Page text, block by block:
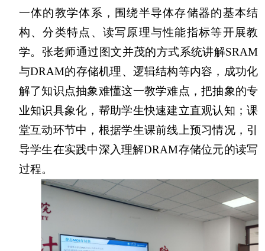
一体的教学体系，围绕半导体存储器的基本结
构、分类特点、读写原理与性能指标等开展教
学。张老师通过图文并茂的方式系统讲解SRAM
与DRAM的存储机理、逻辑结构等内容，成功化
解了知识点抽象难懂这一教学难点，把抽象的专
业知识具象化，帮助学生快速建立直观认知；课
堂互动环节中，根据学生课前线上预习情况，引
导学生在实践中深入理解DRAM存储位元的读写
过程。